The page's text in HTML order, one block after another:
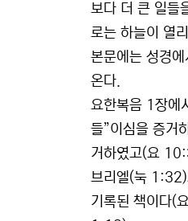
보다 더 큰 일들
로는 하늘이 열
본문에는 성경
온다.
요한복음 1장에
들”이심을 증거
거하였고(요
브리엘(눅 1:32)
기록된 책이다(